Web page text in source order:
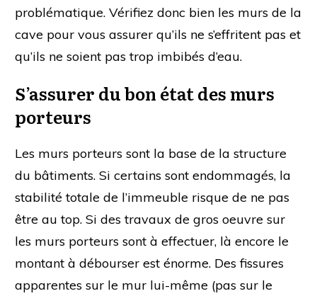
problématique. Vérifiez donc bien les murs de la
cave pour vous assurer qu’ils ne s’effritent pas et
qu’ils ne soient pas trop imbibés d’eau.
S’assurer du bon état des murs
porteurs
Les murs porteurs sont la base de la structure
du bâtiments. Si certains sont endommagés, la
stabilité totale de l’immeuble risque de ne pas
être au top. Si des travaux de gros oeuvre sur
les murs porteurs sont à effectuer, là encore le
montant à débourser est énorme. Des fissures
apparentes sur le mur lui-même (pas sur le